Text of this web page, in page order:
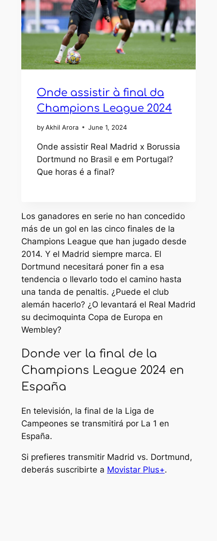
Onde assistir à final da
Champions League 2024
byAkhil Arora June 1, 2024
Onde assistir Real Madrid x Borussia
Dortmund no Brasil e em Portugal?
Que horas é a final?
Los ganadores en serie no han concedido
más de un gol en las cinco finales de la
Champions League que han jugado desde
2014. Y el Madrid siempre marca. El
Dortmund necesitará poner fin a esa
tendencia o llevarlo todo el camino hasta
una tanda de penaltis. ¿Puede el club
alemán hacerlo? ¿O levantará el Real Madrid
su decimoquinta Copa de Europa en
Wembley?
Donde ver la final de la
Champions League 2024 en
España
En televisión, la final de la Liga de
Campeones se transmitirá por La 1 en
España.
Si prefieres transmitir Madrid vs. Dortmund,
deberás suscribirte a Movistar Plus+.